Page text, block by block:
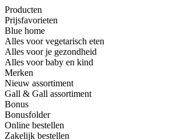
Producten
Prijsfavorieten
Blue home
Alles voor vegetarisch eten
Alles voor je gezondheid
Alles voor baby en kind
Merken
Nieuw assortiment
Gall & Gall assortiment
Bonus
Bonusfolder
Online bestellen
Zakelijk bestellen